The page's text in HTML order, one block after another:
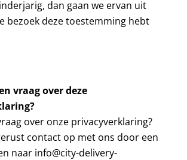
dan gaan we ervan uit
bezoek deze toestemming hebt
vraag over deze
over onze privacyverklaring?
contact op met ons door een
naar info@city-delivery-